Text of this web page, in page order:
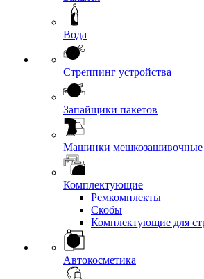
Вода
Стреппинг устройства
Запайщики пакетов
Машинки мешкозашивочные
Комплектующие
Ремкомплекты
Скобы
Комплектующие для
Автокосметика